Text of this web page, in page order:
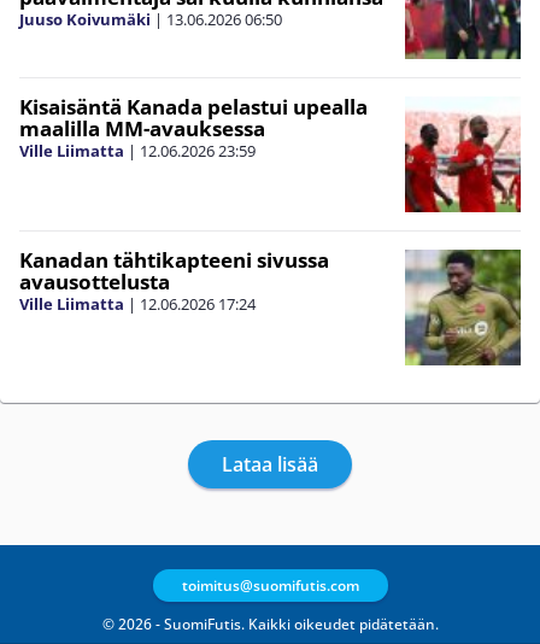
Juuso Koivumäki | 13.06.202606:50
Kisaisäntä Kanada pelastui upealla
maalilla MM-avauksessa
Ville Liimatta | 12.06.202623:59
Kanadan tähtikapteeni sivussa
avausottelusta
Ville Liimatta | 12.06.2026 17:24
Lataa lisää
© 2026 - SuomiFutis. Kaikki oikeudet pidätetään.
toimitus@suomifutis.com